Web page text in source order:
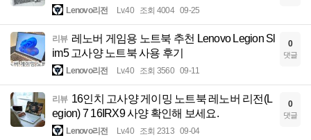
Lenovo리전 Lv.40 조회 4004 09-25
리뷰 레노버 게임용 노트북 추천 Lenovo Legion Sl
im5 고사양 노트북 사용 후기
Lenovo리전 Lv.40 조회 3560 09-11
0
댓글
리뷰 16인치 고사양 게이밍 노트북 레노버 리전(L
egion) 7 16IRX9 사양 확인해 보세요.
Lenovo리전 Lv.40 조회 2313 09-04
0
댓글